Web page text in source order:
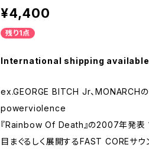
¥4,400
残り1点
International shipping available
ex.GEORGE BITCH Jr、MONARCH
powerviolence
『Rainbow Of Death』の2007年発表
目まぐるしく展開するFAST COREサウ